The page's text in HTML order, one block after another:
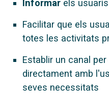
Informar els
Facilitar que els
totes les activitats
Establir un canal per
directament amb
seves necessitats